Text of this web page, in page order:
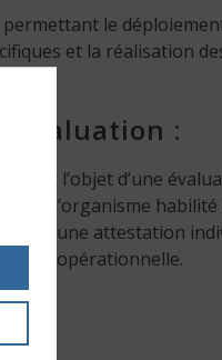
permettant le
et la réalisation
:
fait l’objet d’une
de l’organisme
une attestation
opérationnelle.